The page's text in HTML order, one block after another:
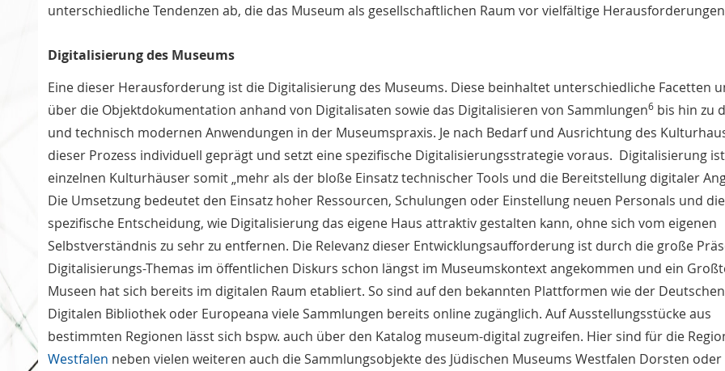
unterschiedliche Tendenzen ab, die das Museum als gesellschaftlichen Raum vor vielfältige
Digitalisierung des Museums
Eine dieser Herausforderung ist die Digitalisierung des Museums. Diese beinhaltet unterschiedliche Facetten
über die Objektdokumentation anhand von Digitalisaten sowie das Digitalisieren von Sammlungen6 bis hin zu
und technisch modernen Anwendungen in der Museumspraxis. Je nach Bedarf und Ausrichtung des
dieser Prozess individuell geprägt und setzt eine spezifische Digitalisierungsstrategie voraus. Digitalisierung
einzelnen Kulturhäuser somit „mehr als der bloße Einsatz technischer Tools und die Bereitstellung digitaler
Die Umsetzung bedeutet den Einsatz hoher Ressourcen, Schulungen oder Einstellung neuen Personals und die
spezifische Entscheidung, wie Digitalisierung das eigene Haus attraktiv gestalten kann, ohne sich vom eigenen
Selbstverständnis zu sehr zu entfernen. Die Relevanz dieser Entwicklungsaufforderung ist durch die große
Digitalisierungs-Themas im öffentlichen Diskurs schon längst im Museumskontext angekommen und ein
Museen hat sich bereits im digitalen Raum etabliert. So sind auf den bekannten Plattformen wie der Deutschen
Digitalen Bibliothek oder Europeana viele Sammlungen bereits online zugänglich. Auf Ausstellungsstücke aus
bestimmten Regionen lässt sich bspw. auch über den Katalog museum-digital zugreifen. Hier sind für die
Westfalen neben vielen weiteren auch die Sammlungsobjekte des Jüdischen Museums Westfalen Dorsten oder